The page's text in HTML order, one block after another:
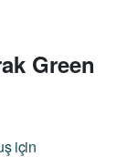
Green
için